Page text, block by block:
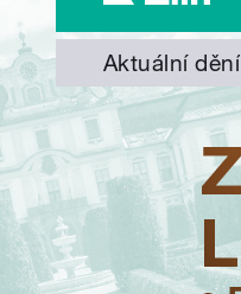
Aktuální dění